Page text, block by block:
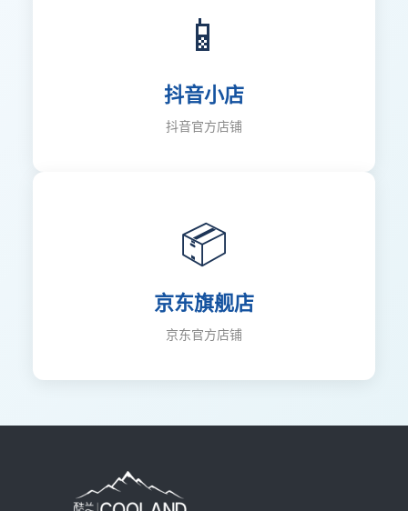
📱
抖音小店
抖音官方店铺
📦
京东旗舰店
京东官方店铺